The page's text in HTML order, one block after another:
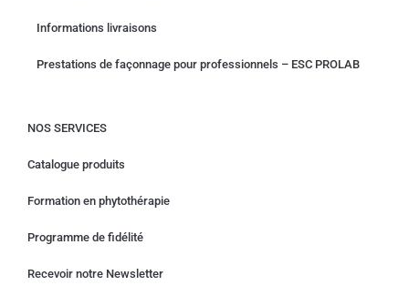
Informations livraisons
Prestations de façonnage pour professionnels – ESC PROLAB
NOS SERVICES
Catalogue produits
Formation en phytothérapie
Programme de fidélité
Recevoir notre Newsletter